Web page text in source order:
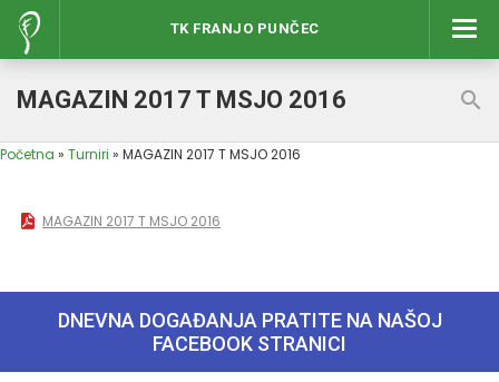
TK FRANJO PUNČEC
MAGAZIN 2017 T MSJO 2016
Početna » Turniri » MAGAZIN 2017 T MSJO 2016
MAGAZIN 2017 T MSJO 2016
DNEVNA DOGAĐANJA PRATITE NA NAŠOJ
FACEBOOK STRANICI